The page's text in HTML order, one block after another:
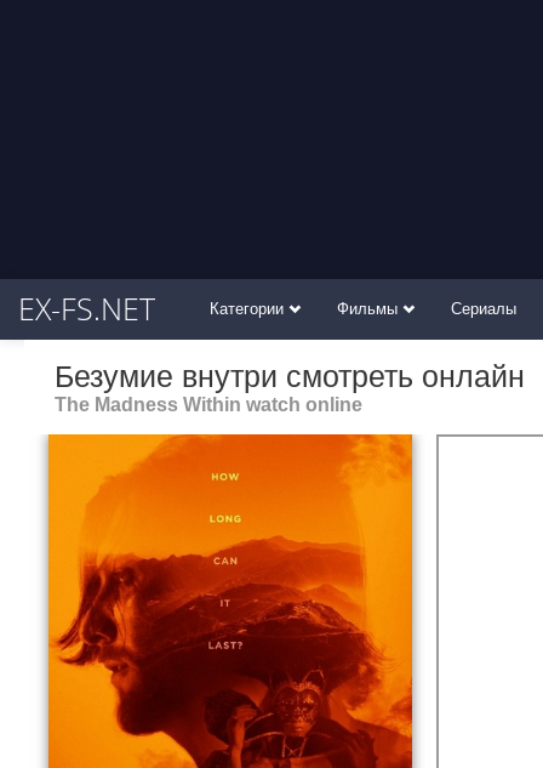
EX-FS.NET Категории Фильмы Сериалы
Безумие внутри смотреть онлайн
The Madness Within watch online